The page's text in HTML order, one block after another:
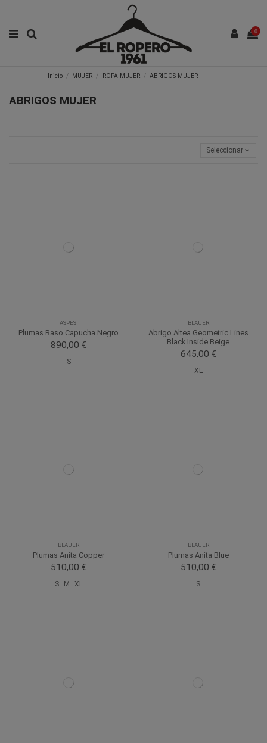
0
Inicio MUJER ROPA MUJER ABRIGOS MUJER
ABRIGOS MUJER
Seleccionar
ASPESI
Plumas Raso Capucha Negro
890,00 €
S
BLAUER
Abrigo Altea Geometric Lines
Black Inside Beige
645,00 €
XL
BLAUER
Plumas Anita Copper
510,00 €
S M XL
BLAUER
Plumas Anita Blue
510,00 €
S